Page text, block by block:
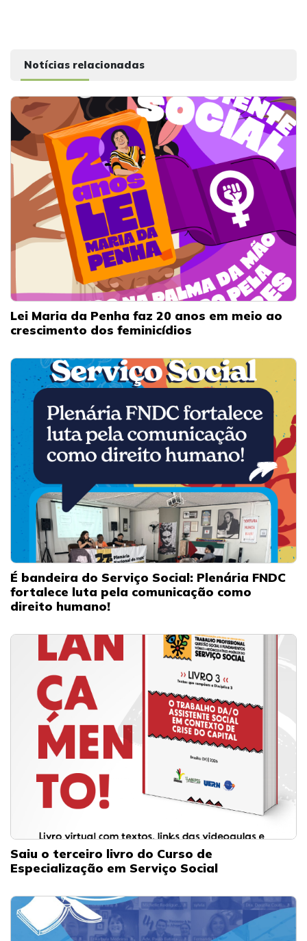
Notícias relacionadas
Lei Maria da Penha faz 20 anos em meio ao
crescimento dos feminicídios
É bandeira do Serviço Social: Plenária FNDC
fortalece luta pela comunicação como
direito humano!
Saiu o terceiro livro do Curso de
Especialização em Serviço Social